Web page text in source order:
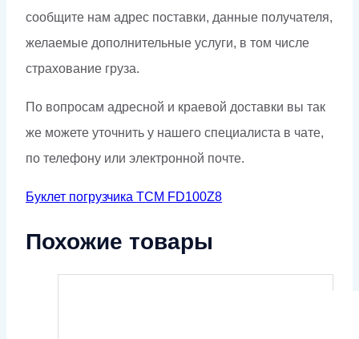
сообщите нам адрес поставки, данные получателя,
желаемые дополнительные услуги, в том числе
страхование груза.
По вопросам адресной и краевой доставки вы так
же можете уточнить у нашего специалиста в чате,
по телефону или электронной почте.
Буклет погрузчика TCM FD100Z8
Похожие товары